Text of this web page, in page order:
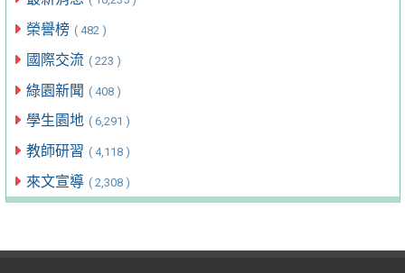
榮譽榜 ( 482 )
國際交流 ( 223 )
綠園新聞 ( 408 )
學生園地 ( 6,291 )
教師研習 ( 4,118 )
來文宣導 ( 2,308 )